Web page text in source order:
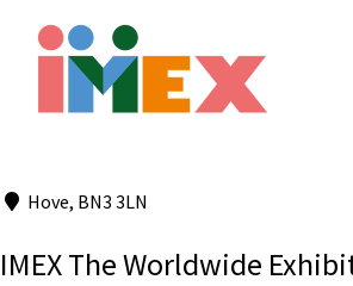
Hove, BN3 3LN
IMEX The Worldwide